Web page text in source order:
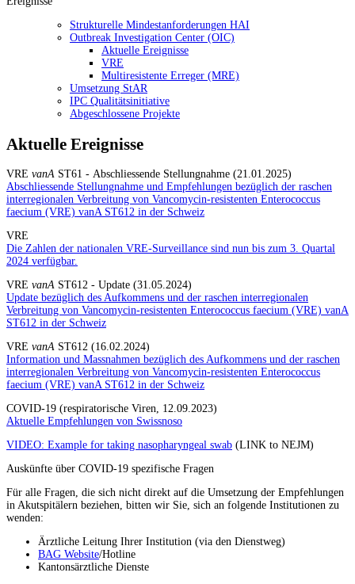
Strukturelle Mindestanforderungen HAI
Outbreak Investigation Center (OIC)
Aktuelle Ereignisse
VRE
Multiresistente Erreger (MRE)
Umsetzung StAR
IPC Qualitätsinitiative
Abgeschlossene Projekte
Aktuelle Ereignisse
VRE vanA ST61 - Abschliessende Stellungnahme (21.01.2025)
Abschliessende Stellungnahme und Empfehlungen bezüglich der raschen
interregionalen Verbreitung von Vancomycin-resistenten Enterococcus
faecium (VRE) vanA ST612 in der Schweiz
VRE
Die Zahlen der nationalen VRE-Surveillance sind nun bis zum 3. Quartal
2024 verfügbar.
VRE vanA ST612 - Update (31.05.2024)
Update bezüglich des Aufkommens und der raschen interregionalen
Verbreitung von Vancomycin-resistenten Enterococcus faecium (VRE) vanA
ST612 in der Schweiz
VRE vanA ST612 (16.02.2024)
Information und Massnahmen bezüglich des Aufkommens und der raschen
interregionalen Verbreitung von Vancomycin-resistenten Enterococcus
faecium (VRE) vanA ST612 in der Schweiz
COVID-19 (respiratorische Viren, 12.09.2023)
Aktuelle Empfehlungen von Swissnoso
VIDEO: Example for taking nasopharyngeal swab (LINK to NEJM)
Auskünfte über COVID-19 spezifische Fragen
Für alle Fragen, die sich nicht direkt auf die Umsetzung der Empfehlungen
in Akutspitälern beziehen, bitten wir Sie, sich an folgende Institutionen zu
wenden:
Ärztliche Leitung Ihrer Institution (via den Dienstweg)
BAG Website/Hotline
Kantonsärztliche Dienste